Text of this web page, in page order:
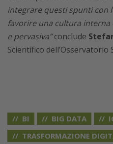
integrare questi spunti con
favorire una cultura interna
e pervasiva”conclude
Scientifico
BI BIG DATA
TRASFORMAZIONE